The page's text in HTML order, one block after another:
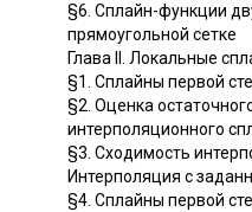
§6. Сплайн-функции
прямоугольной сетке
Глава II. Локальные
§1. Сплайны первой
§2. Оценка
интерполяционного
§3. Сходимость
Интерполяция с
§4. Сплайны первой